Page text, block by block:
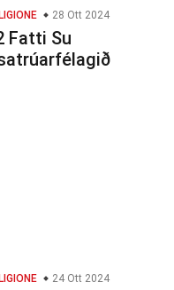
28 Ott 2024
Fatti Su
24 Ott 2024